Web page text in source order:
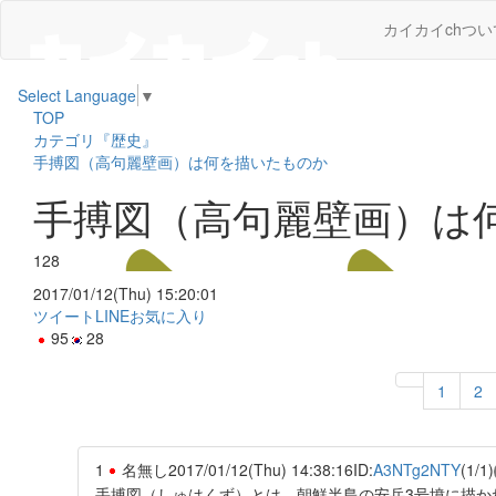
カイカイchつ
Select Language ▼
TOP
カテゴリ『歴史』
手搏図（高句麗壁画）は何を描いたものか
手搏図（高句麗壁画）は
128
2017/01/12(Thu) 15:20:01
ツイート LINEお気に入り
95
28
1 2
1 名無し2017/01/12(Thu) 14:38:16ID:A3NTg2NTY(1/1)